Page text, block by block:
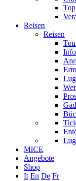
Reisen
Reisen
MICE
Angebote
Shop
It En De Fr